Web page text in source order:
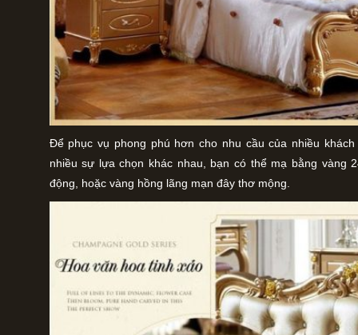
Để phục vụ phong phú hơn cho nhu cầu của nhiều
nhiều sự lựa chọn khác nhau, bạn có thể mạ bằng vàng
động, hoặc vàng hồng lãng mạn đây thơ mộng.